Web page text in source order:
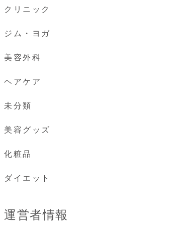
クリニック
ジム・ヨガ
美容外科
ヘアケア
未分類
美容グッズ
化粧品
ダイエット
運営者情報